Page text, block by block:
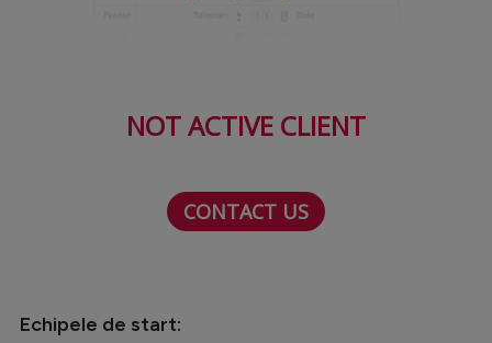
Tenis
Formula 1
NOT ACTIVE CLIENT
CONTACT US
Echipele de start: